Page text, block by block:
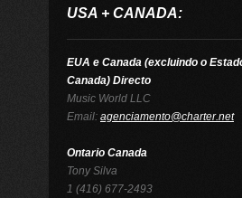
USA + CANADA:
EUA e Canada (excluindo o
Canada) Directo
Music World LLC
Email: agenciamento@charter.net
Ontario Canada
Tony Silva
1 (416) 677-2493